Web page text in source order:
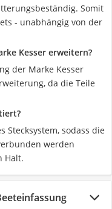
Somit
- unabhängig von der
Kesser erweitern?
der Marke Kesser
da die Teile
Stecksystem, sodass die
werden
Halt.